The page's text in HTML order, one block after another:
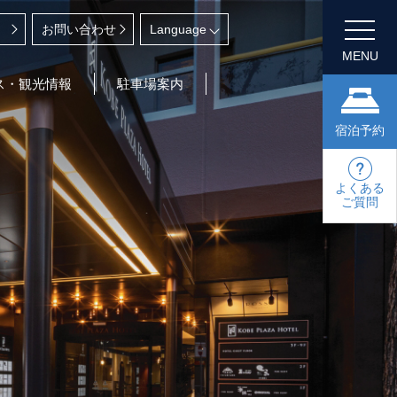
お問い合わせ
・観光情報 駐車場案内
宿泊予約
MENU
よくある
ご質問